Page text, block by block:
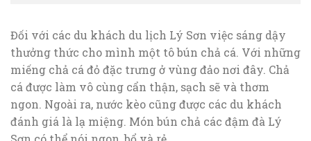
Đối với các du khách du lịch Lý Sơn việc sáng dậy
thưởng thức cho mình một tô bún chả cá. Với những
miếng chả cá đỏ đặc trưng ở vùng đảo nơi đây. Chả
cá được làm vô cùng cẩn thận, sạch sẽ và thơm
ngon. Ngoài ra, nước kèo cũng được các du khách
đánh giá là lạ miệng. Món bún chả các đậm đà Lý